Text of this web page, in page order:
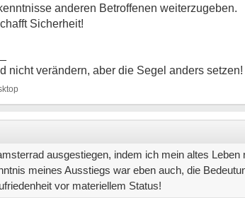
anderen Betroffenen weiterzugeben.
Sicherheit!
nicht verändern, aber die Segel anders setzen!
ausgestiegen, indem ich mein altes Leben
meines Ausstiegs war eben auch, die
vor materiellem Status!